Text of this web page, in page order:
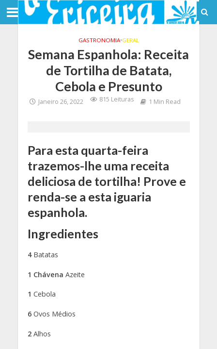
GASTRONOMIA•GERAL
Semana Espanhola: Receita
de Tortilha de Batata,
Cebola e Presunto
Janeiro 26, 2022 815 Leituras 1 Min Read
Para esta quarta-feira
trazemos-lhe uma receita
deliciosa de tortilha! Prove e
renda-se a esta iguaria
espanhola.
Ingredientes
4Batatas
1 Chávena Azeite
1 Cebola
6Ovos Médios
2Alhos